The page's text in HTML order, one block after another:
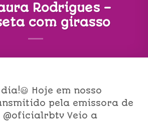
Rodrigues –
com girasso
Hoje em nosso
pela emissora de
@oficialrbtv Veio a